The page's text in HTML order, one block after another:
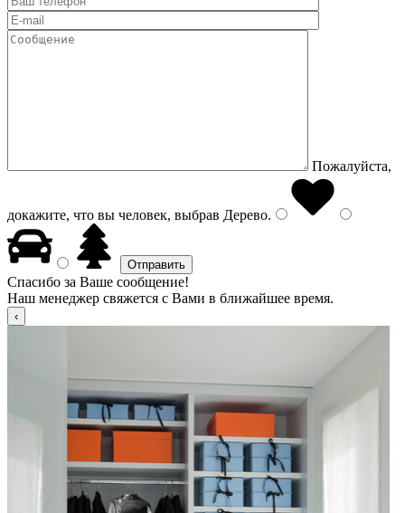
Пожалуйста,
докажите, что вы человек, выбрав Дерево.
Спасибо за Ваше сообщение!
Наш менеджер свяжется с Вами в ближайшее время.